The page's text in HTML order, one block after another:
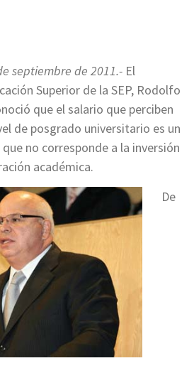
septiembre de 2011.- El
Superior de la SEP, Rodolfo
que el salario que perciben
de posgrado universitario es un
no corresponde a la inversión
académica.
De